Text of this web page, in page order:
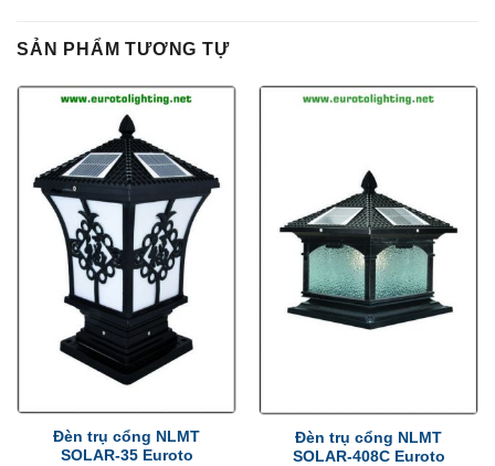
SẢN PHẨM TƯƠNG TỰ
Đèn trụ cổng NLMT
SOLAR-35 Euroto
Đèn trụ cổng NLMT
SOLAR-408C Euroto